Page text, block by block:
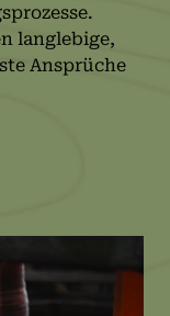
langlebige,
Ansprüche